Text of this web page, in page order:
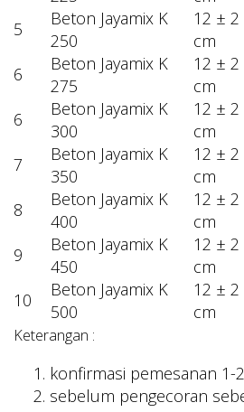
5
Beton Jayamix K
250
12 ± 2
cm
6
Beton Jayamix K
275
12 ± 2
cm
6
Beton Jayamix K
300
12 ± 2
cm
7
Beton Jayamix K
350
12 ± 2
cm
8
Beton Jayamix K
400
12 ± 2
cm
9
Beton Jayamix K
450
12 ± 2
cm
10
Beton Jayamix K
500
12 ± 2
cm
Keterangan :
konfirmasi pemesanan 1-
sebelum pengecoran